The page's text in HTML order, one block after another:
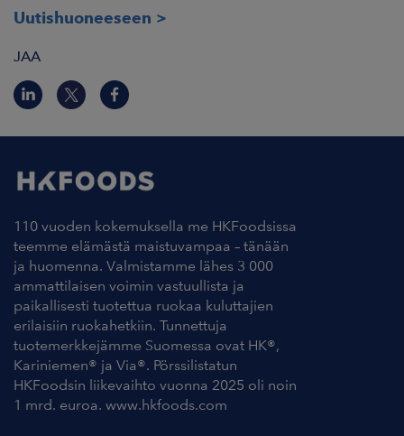
Uutishuoneeseen
JAA
110 vuoden kokemuksella me HKFoodsissa
teemme elämästä maistuvampaa – tänään
ja huomenna. Valmistamme lähes 3 000
ammattilaisen voimin vastuullista ja
paikallisesti tuotettua ruokaa kuluttajien
erilaisiin ruokahetkiin. Tunnettuja
tuotemerkkejämme Suomessa ovat HK®,
Kariniemen® ja Via®. Pörssilistatun
HKFoodsin liikevaihto vuonna 2025 oli noin
1 mrd. euroa. www.hkfoods.com